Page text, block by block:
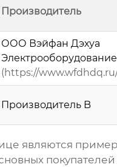
Производитель
ООО Вэйфан Дэхуа
Электрооборудование
(https://
Производитель B
являются
покупателей